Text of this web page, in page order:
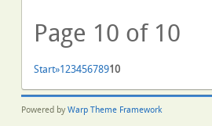
Page 10 of 10
Start»1 2345678910
Powered by Warp Theme Framework